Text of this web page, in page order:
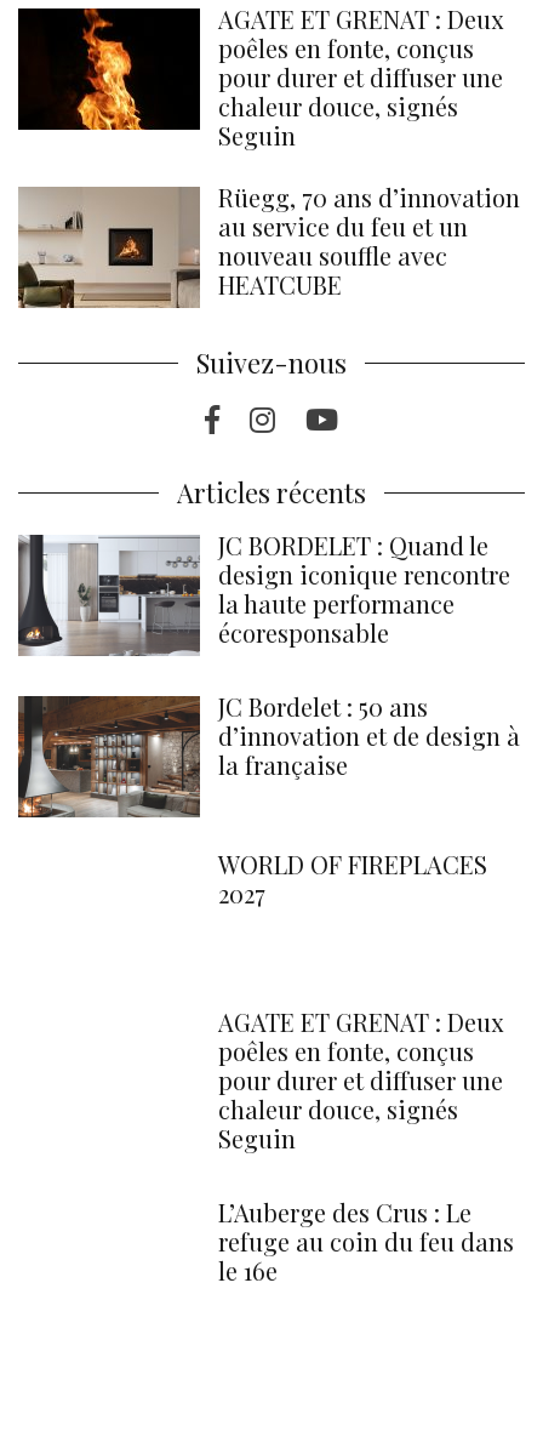
AGATE ET GRENAT : Deux
poêles en fonte, conçus
pour durer et diffuser une
chaleur douce, signés
Seguin
Rüegg, 70 ans d’innovation
au service du feu et un
nouveau souffle avec
HEATCUBE
Suivez-nous
Facebook
Instragram
Youtube
Articles récents
JC BORDELET : Quand le
design iconique rencontre
la haute performance
écoresponsable
JC Bordelet : 50 ans
d’innovation et de design à
la française
WORLD OF FIREPLACES
2027
AGATE ET GRENAT : Deux
poêles en fonte, conçus
pour durer et diffuser une
chaleur douce, signés
Seguin
L’Auberge des Crus : Le
refuge au coin du feu dans
le 16e